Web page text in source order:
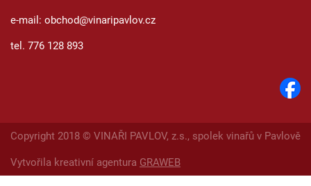
e-mail: obchod@vinaripavlov.cz
tel. 776 128 893
Copyright 2018 © VINAŘI PAVLOV, z.s., spolek vinařů v Pavlově
Vytvořila kreativní agentura GRAWEB